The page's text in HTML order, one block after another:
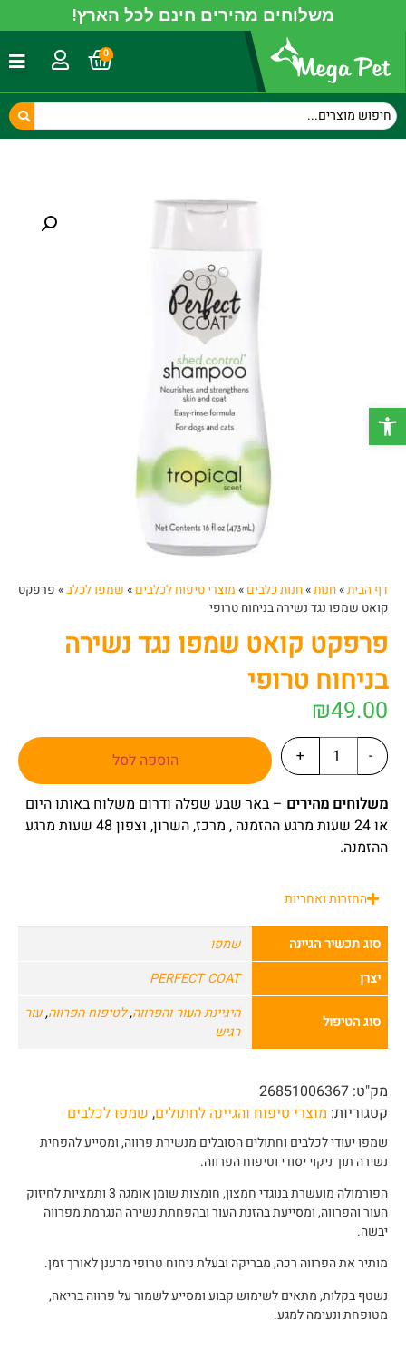
פתח סרגל נגישות
משלוחים מהירים חינם לכל הארץ!
0
דף הבית»חנות»חנות כלבים » מוצרי טיפוח לכלבים » שמפו לכלב» פרפקט
קואט שמפו נגד נשירה בניחוח טרופי
פרפקט קואט שמפו נגד נשירה
בניחוח טרופי
₪49.00
-
+
הוספה לסל
משלוחים מהירים – באר שבע שפלה ודרום משלוח באותו היום
או 24 שעות מרגע ההזמנה , מרכז, השרון, וצפון 48 שעות מרגע
ההזמנה.
החזרות ואחריות
סוג תכשיר הגיינה
שמפו
יצרן
PERFECT COAT
סוג הטיפול היגיינת העור והפרווה,לטיפוח הפרווה,עור
רגיש
מק"ט: 26851006367
קטגוריות: מוצרי טיפוח והגיינה לחתולים, שמפו לכלבים
שמפו יעודי לכלבים וחתולים הסובלים מנשירת פרווה, ומסייע להפחית
נשירה תוך ניקוי יסודי וטיפוח הפרווה.
הפורמולה מועשרת בנוגדי חמצון, חומצות שומן אומגה 3 ותמציות לחיזוק
העור והפרווה, ומסייעת בהזנת העור ובהפחתת נשירה הנגרמת מפרווה
יבשה.
מותיר את הפרווה רכה, מבריקה ובעלת ניחוח טרופי מרענן לאורך זמן.
נשטף בקלות, מתאים לשימוש קבוע ומסייע לשמור על פרווה בריאה,
מטופחת ונעימה למגע.